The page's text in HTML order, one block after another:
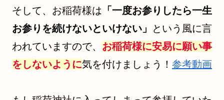
そして、お稲荷様は 「一度お参りしたら一生
お参りを続けないといけない」
という風に言
われていますので、 お稲荷様に安易に願い事
をしないように気を付けましょう！ 参考動画